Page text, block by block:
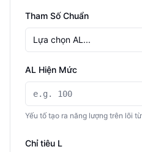
Tham Số Chuẩn
Lựa chọn AL...
AL Hiện Mức
Yếu tố tạo ra năng lượng trên lõi từ
Chỉ tiêu L